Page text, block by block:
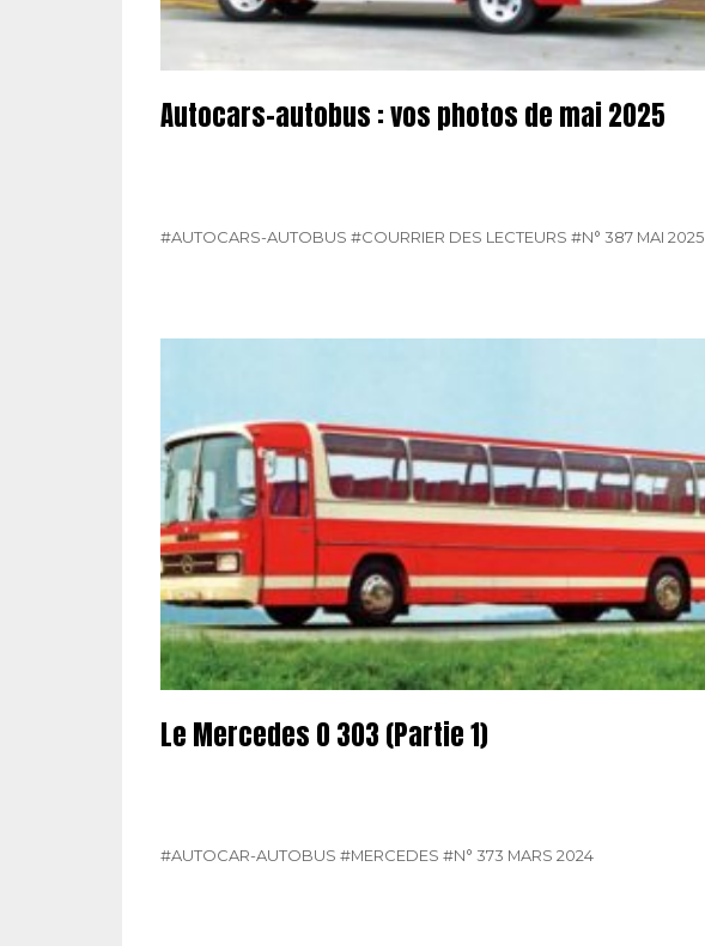
Autocars-autobus : vos photos de mai 2025
#AUTOCARS-AUTOBUS #COURRIER DES LECTEURS #N° 387 MAI 2025
Le Mercedes O 303 (Partie 1)
#AUTOCAR-AUTOBUS #MERCEDES #N° 373 MARS 2024